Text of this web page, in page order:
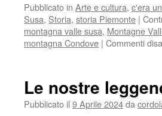
Pubblicato in Arte e cultura, c'era
Susa, Storia, storia Piemonte |
montagna valle susa, Montagne
montagna Condove | Commenti
Le nostre
Pubblicato il 9 Aprile 2024da